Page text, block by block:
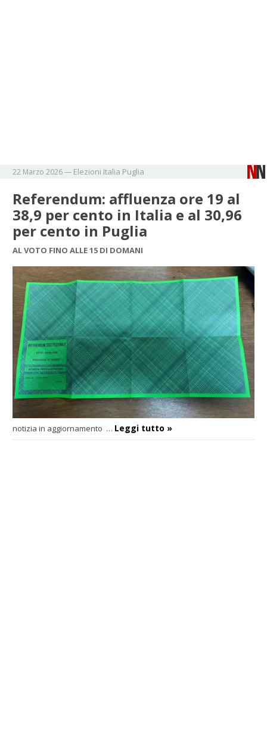
22 Marzo 2026— Elezioni Italia Puglia
Referendum: affluenza ore 19 al
38,9 per cento in Italia e al 30,96
per cento in Puglia
AL VOTO FINO ALLE 15 DI DOMANI
notizia in aggiornamento … Leggi tutto »